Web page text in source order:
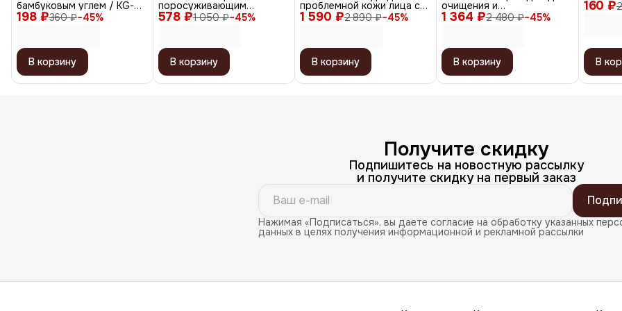
198 ₽360 ₽−45%
бамбуковым углем / KG-
007, полусфера
В корзину
578 ₽1 050 ₽−45%
поросуживающим
эффектом / Post-Acne
Balance Mask, 100 мл
В корзину
1 590 ₽2 890 ₽−45%
проблемной кожи лица с
экстрактами сосны и
центеллы / Pine Calming
В корзину
1 364 ₽2 480 ₽−45%
очищения и
тонизирования кожи / 2 in
1 Dual Pad, 80 шт. x 2
В корзину
160 ₽
В
Получите скидку
Подпишитесь на новостную рассылку
и получите скидку на первый заказ
Нажимая «Подписаться», вы даете согласие на обработку указанных
данных в целях получения информационной и рекламной рассылки